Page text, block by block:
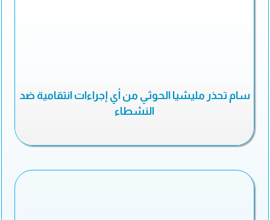
سام تحذر مليشيا الحوثي من أي إجراءات انتقامية ضد
النشطاء